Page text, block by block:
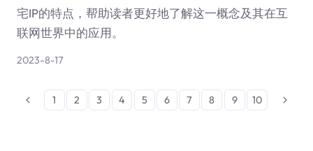
宅IP的特点，帮助读者更好地了解这一概念及其在互
联网世界中的应用。
2023-8-17
1 2 3 4 5 6 7 8 9 10